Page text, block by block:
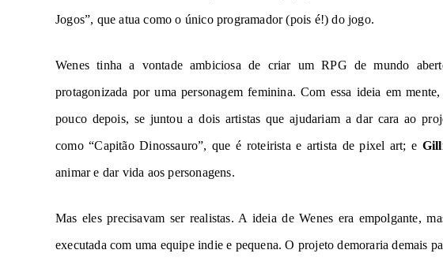
Jogos”, que atua como o único programador (pois é!) do jogo.
Wenes tinha a vontade ambiciosa de criar um RPG de mundo
protagonizada por uma personagem feminina. Com essa ideia em
pouco depois, se juntou a dois artistas que ajudariam a dar cara ao
como “Capitão Dinossauro”, que é roteirista e artista de pixel art; e
animar e dar vida aos personagens.
Mas eles precisavam ser realistas. A ideia de Wenes era empolgante,
executada com uma equipe indie e pequena. O projeto demoraria demais